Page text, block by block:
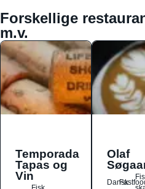
Forskellige
m.v.
Temporada
Tapas og
Vin
Olaf
Dansk